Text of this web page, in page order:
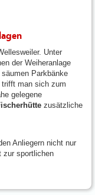
Unter
der Weiheranlage
Parkbänke
trifft man sich zum
gelegene
zusätzliche
Anliegern nicht nur
zur sportlichen